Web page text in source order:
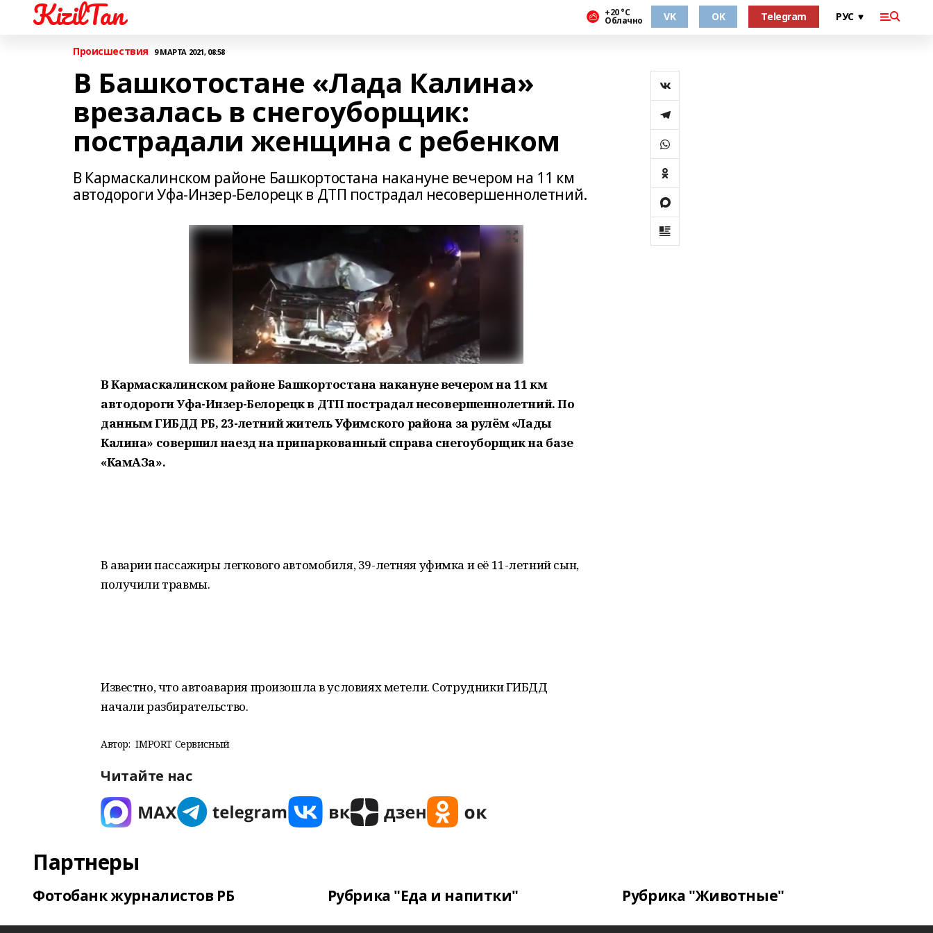
KizilTan +20 °С
Облачно VK OK Telegram
Происшествия 9 МАРТА 2021, 08:58
В Башкотостане «Лада Калина»
врезалась в снегоуборщик:
пострадали женщина с ребенком
В Кармаскалинском районе Башкортостана накануне вечером на 11 км
автодороги Уфа-Инзер-Белорецк в ДТП пострадал несовершеннолетний.
В Кармаскалинском районе Башкортостана накануне вечером на 11 км
автодороги Уфа-Инзер-Белорецк в ДТП пострадал несовершеннолетний. По
данным ГИБДД РБ, 23-летний житель Уфимского района за рулём «Лады
Калина» совершил наезд на припаркованный справа снегоуборщик на базе
«КамАЗа».
В аварии пассажиры легкового автомобиля, 39-летняя уфимка и её 11-летний сын,
получили травмы.
Известно, что автоавария произошла в условиях метели. Сотрудники ГИБДД
начали разбирательство.
Автор: IMPORT Сервисный
Читайте нас
Партнеры
Фотобанк журналистов РБ Рубрика "Еда и напитки" Рубрика "Животные"